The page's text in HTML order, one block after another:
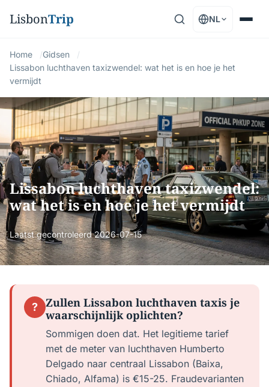
LisbonTrip NL
Home
Gidsen
Lissabon luchthaven taxizwendel: wat het is en hoe je het
vermijdt
Lissabon luchthaven taxizwendel:
wat het is en hoe je het vermijdt
Laatst gecontroleerd2026-07-15
?
Zullen Lissabon luchthaven taxis je
waarschijnlijk oplichten?
Sommigen doen dat. Het legitieme tarief
met de meter van luchthaven Humberto
Delgado naar centraal Lissabon (Baixa,
Chiado, Alfama) is €15-25. Fraudevarianten